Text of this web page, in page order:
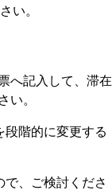
い。
へ記入して、滞在
い。
階的に変更する
で、ご検討くださ